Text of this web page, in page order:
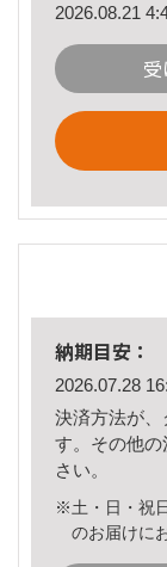
2026.08.21
納期目安：
2026.07.28
決済方法が、
す。その他
さい。
※土・日・祝
のお届けに